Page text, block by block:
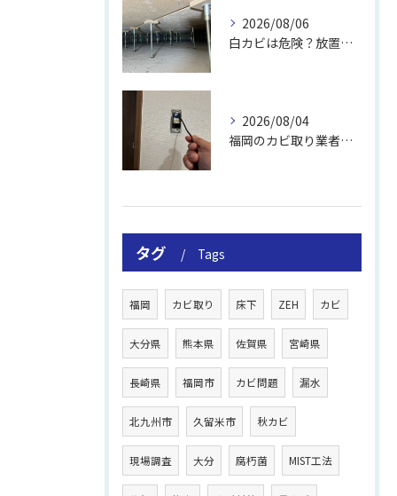
2026/08/06
白カビは危険？放置のリスクと取り方
2026/08/04
福岡のカビ取り業者おすすめの選び方と費用
タグ Tags
福岡 カビ取り 床下 ZEH カビ
大分県 熊本県 佐賀県 宮崎県
長崎県 福岡市 カビ問題 漏水
北九州市 久留米市 秋カビ
現場調査 大分 腐朽菌 MIST工法